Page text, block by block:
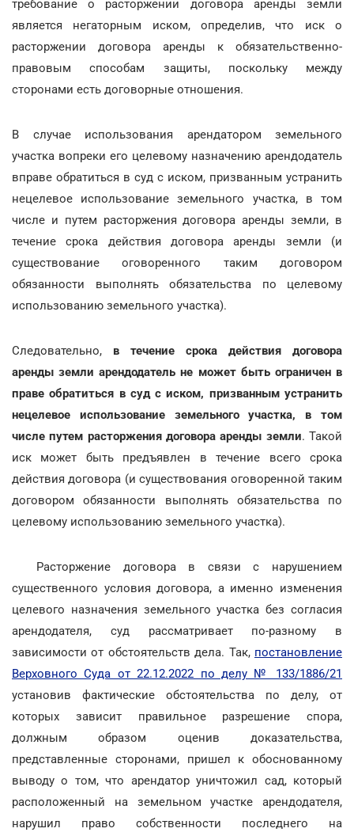
требование о расторжении договора аренды земли
является негаторным иском, определив, что иск о
расторжении договора аренды к обязательственно-
правовым способам защиты, поскольку между
сторонами есть договорные отношения.
В случае использования арендатором земельного
участка вопреки его целевому назначению арендодатель
вправе обратиться в суд с иском, призванным устранить
нецелевое использование земельного участка, в том
числе и путем расторжения договора аренды земли, в
течение срока действия договора аренды земли (и
существование оговоренного таким договором
обязанности выполнять обязательства по целевому
использованию земельного участка).
Следовательно, в течение срока действия договора
аренды земли арендодатель не может быть ограничен в
праве обратиться в суд с иском, призванным устранить
нецелевое использование земельного участка, в том
числе путем расторжения договора аренды земли. Такой
иск может быть предъявлен в течение всего срока
действия договора (и существования оговоренной таким
договором обязанности выполнять обязательства по
целевому использованию земельного участка).
Расторжение договора в связи с нарушением
существенного условия договора, а именно изменения
целевого назначения земельного участка без согласия
арендодателя, суд рассматривает по-разному в
зависимости от обстоятельств дела. Так, постановление
Верховного Суда от 22.12.2022 по делу № 133/1886/21
установив фактические обстоятельства по делу, от
которых зависит правильное разрешение спора,
должным образом оценив доказательства,
представленные сторонами, пришел к обоснованному
выводу о том, что арендатор уничтожил сад, который
расположенный на земельном участке арендодателя,
нарушил право собственности последнего на